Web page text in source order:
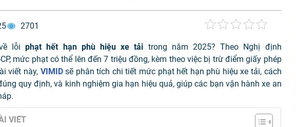
2701
lỗiphạt hết hạn phù hiệu xe tải trong năm 2025? Theo Nghị định
mức phạt có thể lên đến 7 triệu đồng, kèm theo việc bị trừ điểm giấy phép
viết này, VIMIDsẽ phân tích chi tiết mức phạt hết hạn phù hiệu xe tải, cách
quy định, và kinh nghiệm gia hạn hiệu quả, giúp các bạn vận hành xe an
VIẾT